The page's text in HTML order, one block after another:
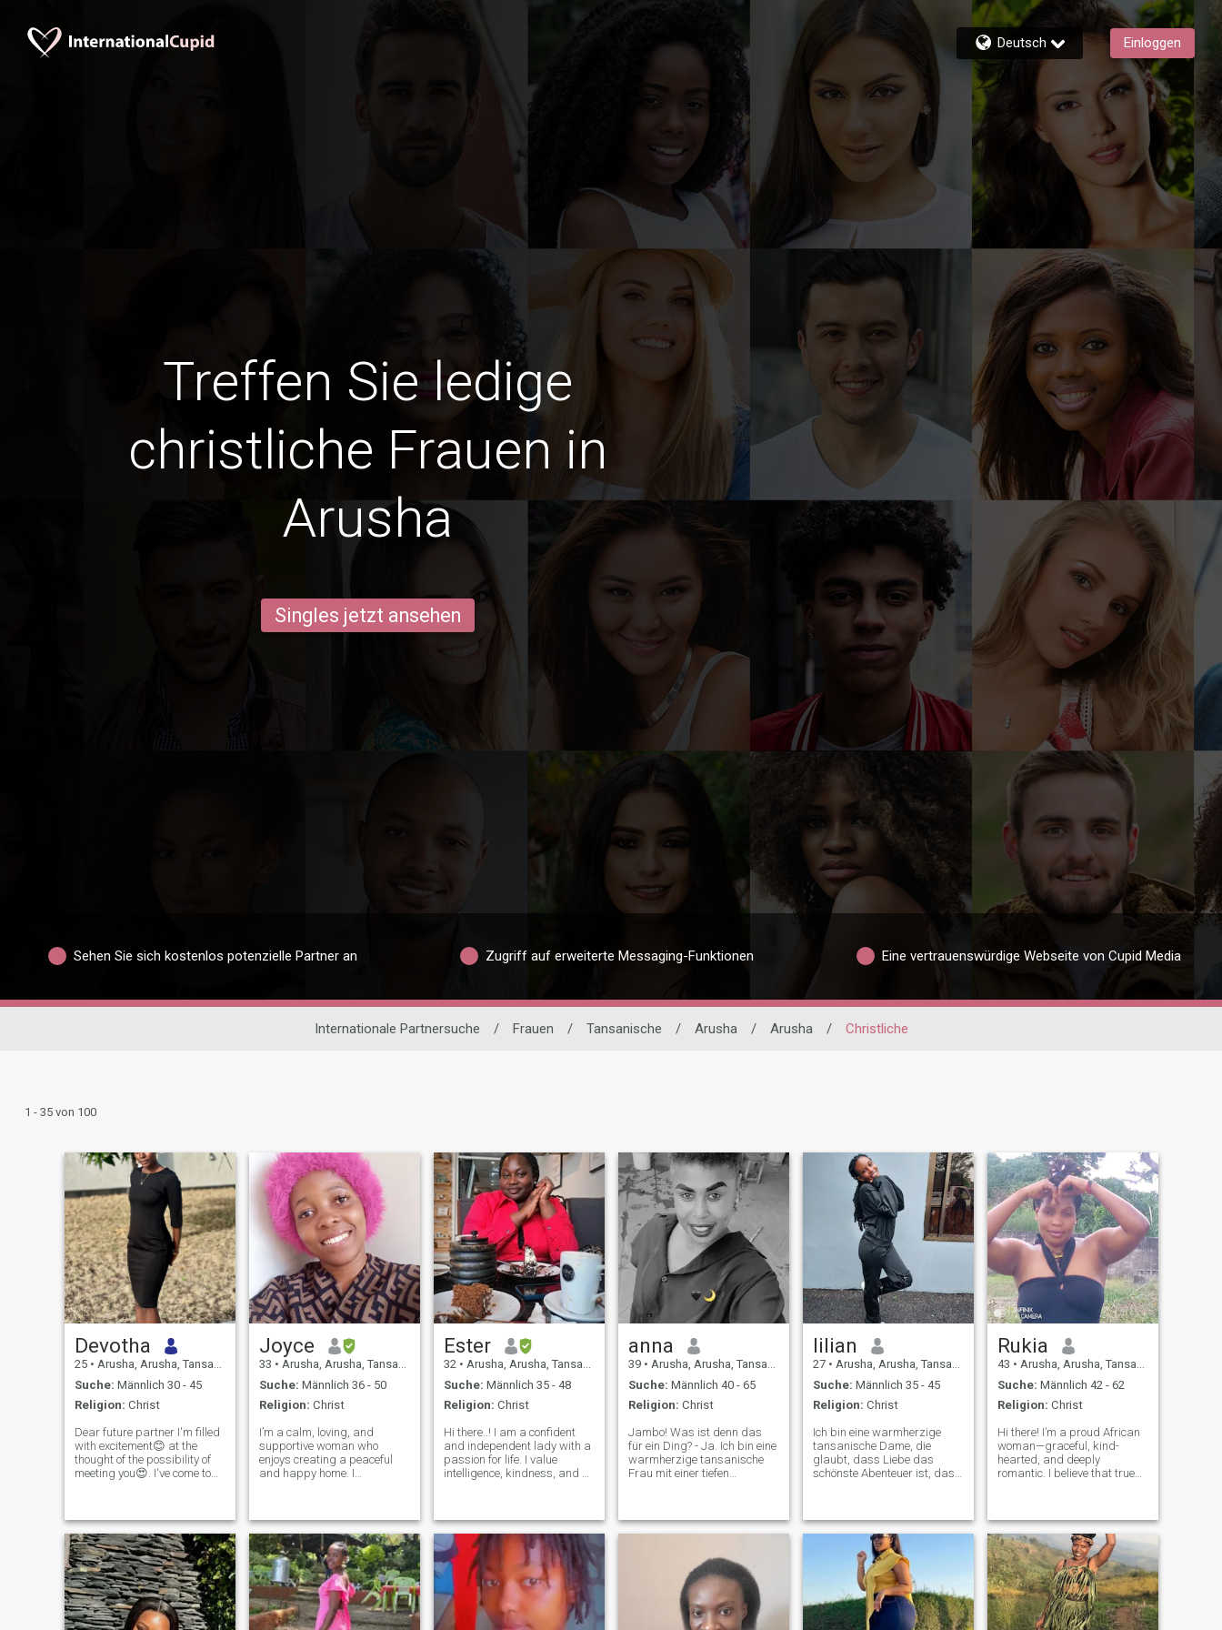
Deutsch Einloggen
Treffen Sie ledige
christliche Frauen in
Arusha
Singles jetzt ansehen
Sehen Sie sich kostenlos potenzielle Partner an Zugriff auf erweiterte Messaging-Funktionen Eine vertrauenswürdige Webseite von Cupid Media
Internationale Partnersuche / Frauen / Tansanische / Arusha / Arusha / Christliche
1 - 35 von 100
Devotha
25 • Arusha, Arusha, Tansania
Suche: Männlich 30 - 45
Religion: Christ
Dear future partner I'm filled
with excitement😊 at the
thought of the possibility of
meeting you😍. I've come to
lifelong partnership filled
with love, respect, a
Joyce
33 • Arusha, Arusha, Tansania
Suche: Männlich 36 - 50
Religion: Christ
I’m a calm, loving, and
supportive woman who
enjoys creating a peaceful
and happy home. I
in love built on trust, respect,
and shared goals. I’m here to
meet a serious, matu
Ester
32 • Arusha, Arusha, Tansania
Suche: Männlich 35 - 48
Religion: Christ
Hi there..! I am a confident
and independent lady with a
passion for life. I value
intelligence, kindness, and a
restaurants, exploring local
art galleries, live music or
curl
anna
39 • Arusha, Arusha, Tansania
Suche: Männlich 40 - 65
Religion: Christ
Jambo! Was ist denn das
für ein Ding? - Ja. Ich bin eine
warmherzige tansanische
Frau mit einer tiefen
am Indischen Ozean bei
Lachen der Lieben und die
Schön Ich glaube an echte
Verbindungen, die auf
Vertrauen, Freundlichkeit
und gemeinsamen Träumen
basieren. Meine Freunde
lilian
27 • Arusha, Arusha, Tansania
Suche: Männlich 35 - 45
Religion: Christ
Ich bin eine warmherzige
tansanische Dame, die
glaubt, dass Liebe das
schönste Abenteuer ist, das
innige Unterhaltung, das
Geräusch der Meereswellen
oder die Freude, ein
köstliches Essen für
jemanden zu kochen, der
etwas Besonderes ist. die
Natur inspiriert mich, und ich
finde Ruhe, wenn ich
Rukia
43 • Arusha, Arusha, Tansania
Suche: Männlich 42 - 62
Religion: Christ
Hi there! I’m a proud African
woman—graceful, kind-
hearted, and deeply
romantic. I believe that true
season of life. I carry with me
the beauty of my heritage
and the warmt